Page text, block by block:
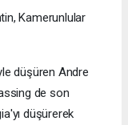
Kamerunlular
düşüren Andre
de son
düşürerek